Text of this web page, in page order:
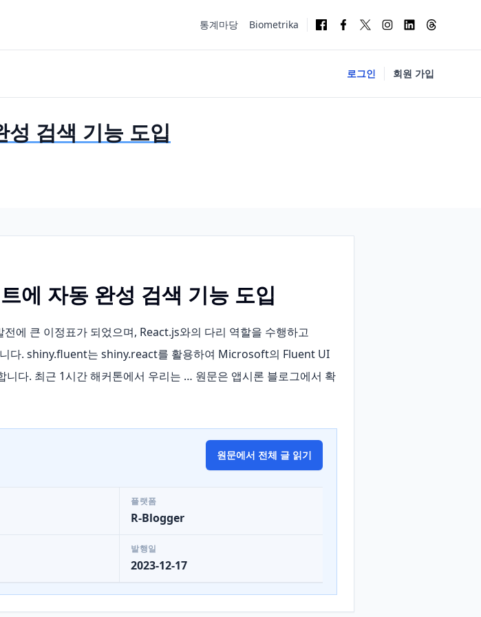
통계마당 Biometrika
로그인 회원 가입
검색 기능 도입
자동 완성 검색 기능 도입
에 큰 이정표가 되었으며, React.js와의 다리 역할을 수행하고
다. shiny.fluent는 shiny.react를 활용하여 Microsoft의 Fluent UI
다. 최근 1시간 해커톤에서 우리는 … 원문은 앱시론 블로그에서 확
원문에서 전체 글 읽기
플랫폼
R-Blogger
발행일
2023-12-17